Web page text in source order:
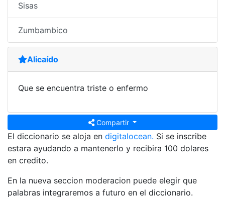
Sisas
Zumbambico
Alicaído
Que se encuentra triste o enfermo
Compartir
El diccionario se aloja en digitalocean. Si se inscribe
estara ayudando a mantenerlo y recibira 100 dolares
en credito.
En la nueva seccion moderacion puede elegir que
palabras integraremos a futuro en el diccionario.